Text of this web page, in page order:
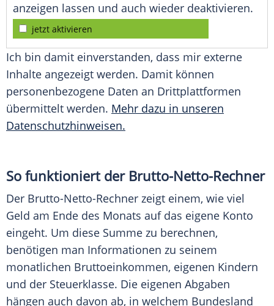
anzeigen lassen und auch wieder deaktivieren.
jetzt aktivieren
Ich bin damit einverstanden, dass mir externe
Inhalte angezeigt werden. Damit können
personenbezogene Daten an Drittplattformen
übermittelt werden. Mehr dazu in unseren
Datenschutzhinweisen.
So funktioniert der Brutto-Netto-Rechner
Der Brutto-Netto-Rechner zeigt einem, wie viel
Geld am Ende des Monats auf das eigene Konto
eingeht. Um diese Summe zu berechnen,
benötigen man Informationen zu seinem
monatlichen Bruttoeinkommen, eigenen Kindern
und der Steuerklasse. Die eigenen Abgaben
hängen auch davon ab, in welchem Bundesland